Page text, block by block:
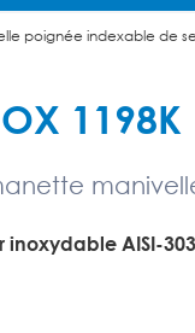
poignée indexable de
1198K
AISI-